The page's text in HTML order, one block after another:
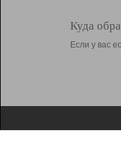
Куда
Если у вас